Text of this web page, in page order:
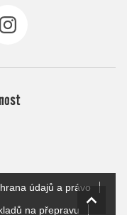
údajů a právo
na přepravu